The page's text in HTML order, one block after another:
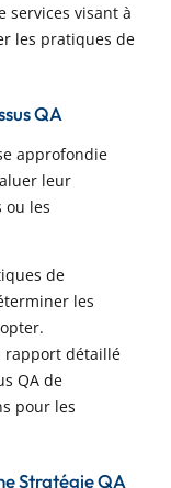
services visant à
les pratiques de
QA
approfondie
leur
ou les
de
les
rapport détaillé
QA de
pour les
Stratégie QA